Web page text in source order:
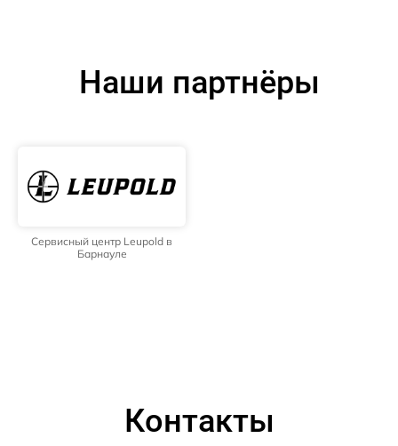
Наши партнёры
Сервисный центр Leupold в
Барнауле
Контакты